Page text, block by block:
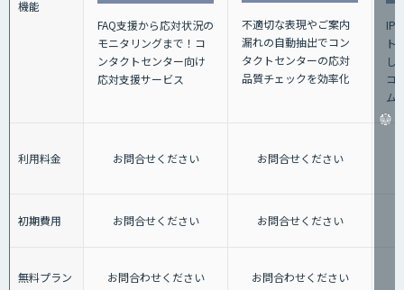
機能
FAQ支援から応対状況の
モニタリングまで！コ
ンタクトセンター向け
応対支援サービス
不適切な表現やご案内
漏れの自動抽出でコン
タクトセンターの応対
品質チェックを効率化
IP-
ト
し
コ
ム
利用料金 お問合せください お問合せください
初期費用 お問合せください お問合せください
無料プラン お問合わせください お問合わせください